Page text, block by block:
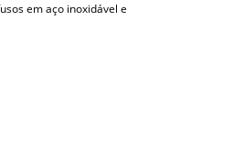
em aço inoxidável e